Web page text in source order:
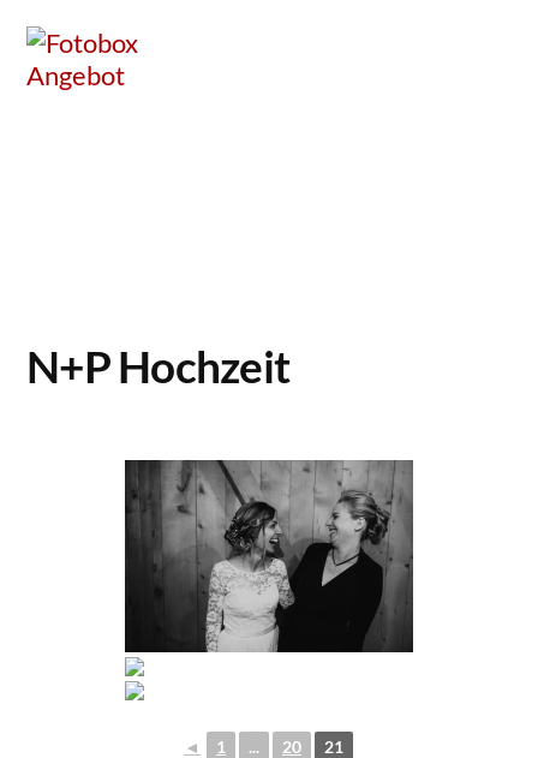
Zum
Inhalt
N+P Hochzeit
◄ 1 ... 20 21